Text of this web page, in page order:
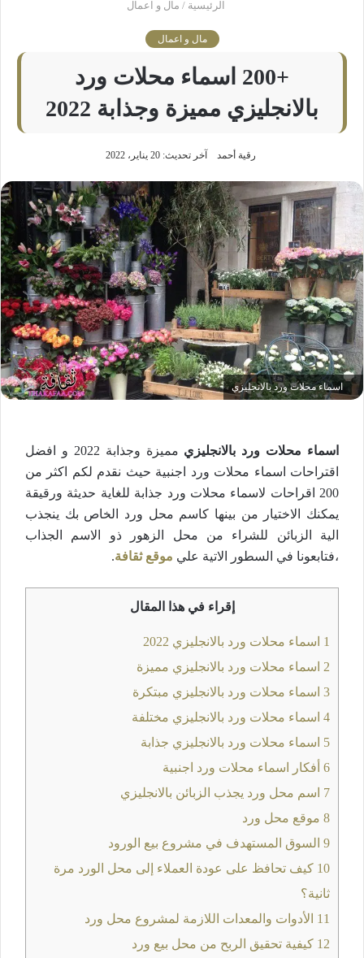
الرئيسية / مال و اعمال
مال و اعمال
+200 اسماء محلات ورد
بالانجليزي مميزة وجذابة 2022
رقية أحمد آخر تحديث: 20 يناير، 2022
اسماء محلات ورد بالانجليزي
اسماء محلات ورد بالانجليزي
مميزة وجذابة 2022 و افضل
اقتراحات اسماء محلات ورد اجنبية حيث نقدم لكم اكثر من
200 اقراحات لاسماء محلات ورد جذابة للغاية حديثة ورقيقة
يمكنك الاختيار من بينها كاسم محل ورد الخاص بك ينجذب
الية الزبائن للشراء من محل الزهور ذو الاسم الجذاب
،فتابعونا في السطور الاتية علي موقع ثقافة.
إقراء في هذا المقال
1 اسماء محلات ورد بالانجليزي 2022
2 اسماء محلات ورد بالانجليزي مميزة
3 اسماء محلات ورد بالانجليزي مبتكرة
4 اسماء محلات ورد بالانجليزي مختلفة
5 اسماء محلات ورد بالانجليزي جذابة
6 أفكار اسماء محلات ورد اجنبية
7 اسم محل ورد يجذب الزبائن بالانجليزي
8 موقع محل ورد
9 السوق المستهدف في مشروع بيع الورود
10 كيف تحافظ على عودة العملاء إلى محل الورد مرة
ثانية؟
11 الأدوات والمعدات اللازمة لمشروع محل ورد
12 كيفية تحقيق الربح من محل بيع ورد